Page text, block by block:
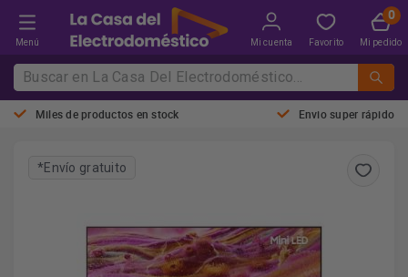
Menú Mi cuenta Favorito Mi pedido
Miles de productos en stock Envio super rápido
*Envío gratuito